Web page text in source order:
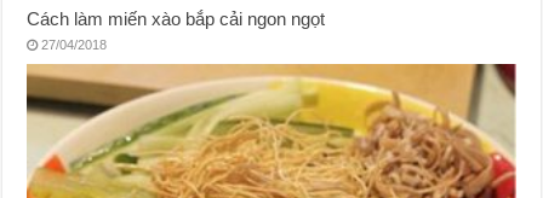
Cách làm miến xào bắp cải ngon ngọt
27/04/2018